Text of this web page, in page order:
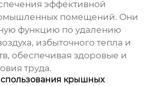
эффективной
помещений. Они
функцию по удалению
избыточного тепла и
обеспечивая здоровые и
труда.
крышных